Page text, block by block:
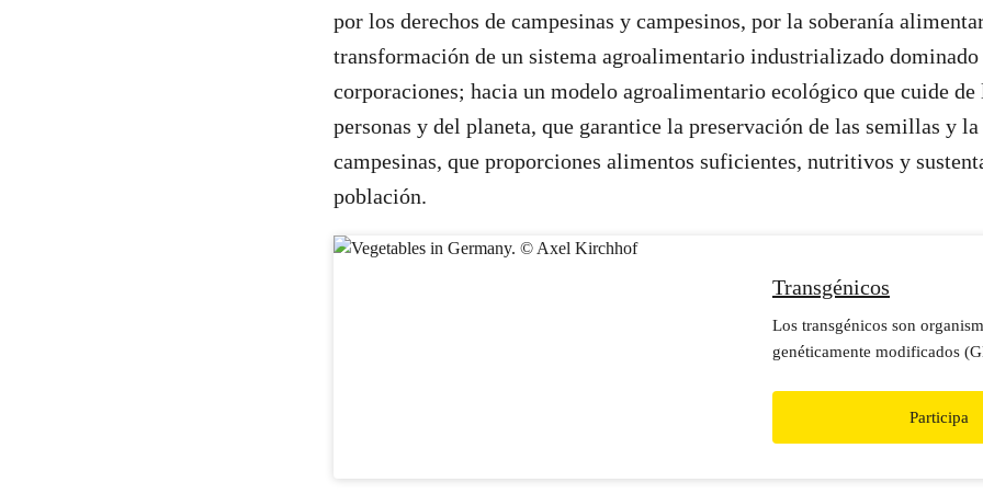
por los derechos de campesinas y campesinos, por la soberanía
transformación de un sistema agroalimentario industrializado dominado
corporaciones; hacia un modelo agroalimentario ecológico que cuide de
personas y del planeta, que garantice la preservación de las semillas y
campesinas, que proporciones alimentos suficientes, nutritivos y
población.
Transgénicos
Los transgénicos son
genéticamente modificados
agricultura industrial, el cual
Participa